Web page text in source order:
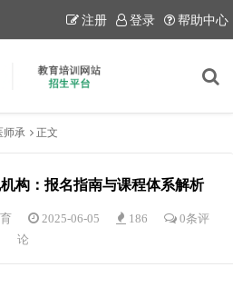
注册 登录 帮助中心
师承 正文
构：报名指南与课程体系解析
2025-06-05 186
0条评
论